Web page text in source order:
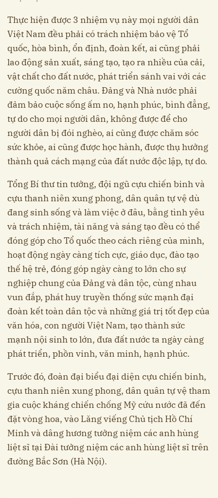
Thực hiện được 3 nhiệm vụ này mọi người dân
Việt Nam đều phải có trách nhiệm bảo vệ Tổ
quốc, hòa bình, ổn định, đoàn kết, ai cũng phải
lao động sản xuất, sáng tạo, tạo ra nhiều của cải,
vật chất cho đất nước, phát triển sánh vai với các
cường quốc năm châu. Đảng và Nhà nước phải
đảm bảo cuộc sống ấm no, hạnh phúc, bình đẳng,
tự do cho mọi người dân, không được để cho
người dân bị đói nghèo, ai cũng được chăm sóc
sức khỏe, ai cũng được học hành, được thụ hưởng
thành quả cách mạng của đất nước độc lập, tự do.
Tổng Bí thư tin tưởng, đội ngũ cựu chiến binh và
cựu thanh niên xung phong, dân quân tự vệ dù
đang sinh sống và làm việc ở đâu, bằng tình yêu
và trách nhiệm, tài năng và sáng tạo đều có thể
đóng góp cho Tổ quốc theo cách riêng của mình,
hoạt động ngày càng tích cực, giáo dục, đào tạo
thế hệ trẻ, đóng góp ngày càng to lớn cho sự
nghiệp chung của Đảng và dân tộc, cùng nhau
vun đắp, phát huy truyền thống sức mạnh đại
đoàn kết toàn dân tộc và những giá trị tốt đẹp của
văn hóa, con người Việt Nam, tạo thành sức
mạnh nội sinh to lớn, đưa đất nước ta ngày càng
phát triển, phồn vinh, văn minh, hạnh phúc.
Trước đó, đoàn đại biểu đại diện cựu chiến binh,
cựu thanh niên xung phong, dân quân tự vệ tham
gia cuộc kháng chiến chống Mỹ cứu nước đã đến
đặt vòng hoa, vào Lăng viếng Chủ tịch Hồ Chí
Minh và dâng hương tưởng niệm các anh hùng
liệt sĩ tại Đài tưởng niệm các anh hùng liệt sĩ trên
đường Bắc Sơn (Hà Nội).